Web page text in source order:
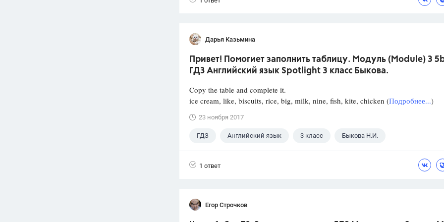
Дарья Казьмина
Привет! Помогиет заполнить таблицу. Модуль (Module) 3
ГДЗ Английский язык Spotlight 3 класс Быкова.
Copy the table and complete it.
ice cream, like, biscuits, rice, big, milk, nine, fish, kite, chicken (Подробнее...)
23 ноября 2017
ГДЗ Английский язык 3 класс Быкова Н.И.
1 ответ
Егор Строчков